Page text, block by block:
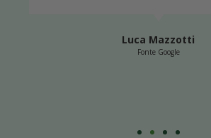
sia al telefono che via